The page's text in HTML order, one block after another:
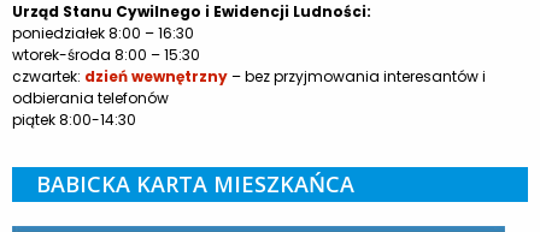
Urząd Stanu Cywilnego i Ewidencji Ludności:
poniedziałek 8:00 – 16:30
wtorek-środa 8:00 – 15:30
czwartek: dzień wewnętrzny– bez przyjmowania interesantów i
odbierania telefonów
piątek 8:00-14:30
BABICKA KARTA MIESZKAŃCA